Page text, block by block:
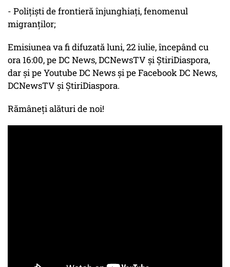
- Polițiști de frontieră înjunghiați, fenomenul
migranților;
Emisiunea va fi difuzată luni, 22 iulie, începând cu
ora 16:00, pe DC News, DCNewsTV și ȘtiriDiaspora,
dar și pe Youtube DC News și pe Facebook DC News,
DCNewsTV și ȘtiriDiaspora.
Rămâneți alături de noi!